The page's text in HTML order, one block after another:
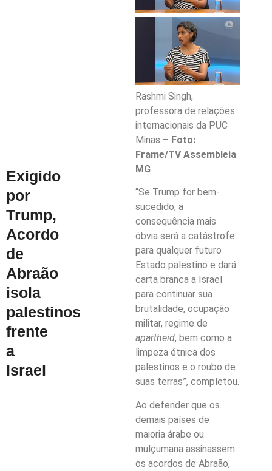
Exigido
por
Trump,
Acordo
de
Abraão
isola
palestinos
frente
a
Israel
Rashmi Singh,
professora de relações
internacionais da PUC
Minas – Foto:
Frame/TV Assembleia
MG
“Se Trump for bem-
sucedido, a
consequência mais
óbvia será a catástrofe
para qualquer futuro
Estado palestino e dará
carta branca a Israel
para continuar sua
brutalidade, ocupação
militar, regime de
apartheid, bem como a
limpeza étnica dos
palestinos e o roubo de
suas terras”, completou.
Ao defender que os
demais países de
maioria árabe ou
mulçumana assinassem
os acordos de Abraão,